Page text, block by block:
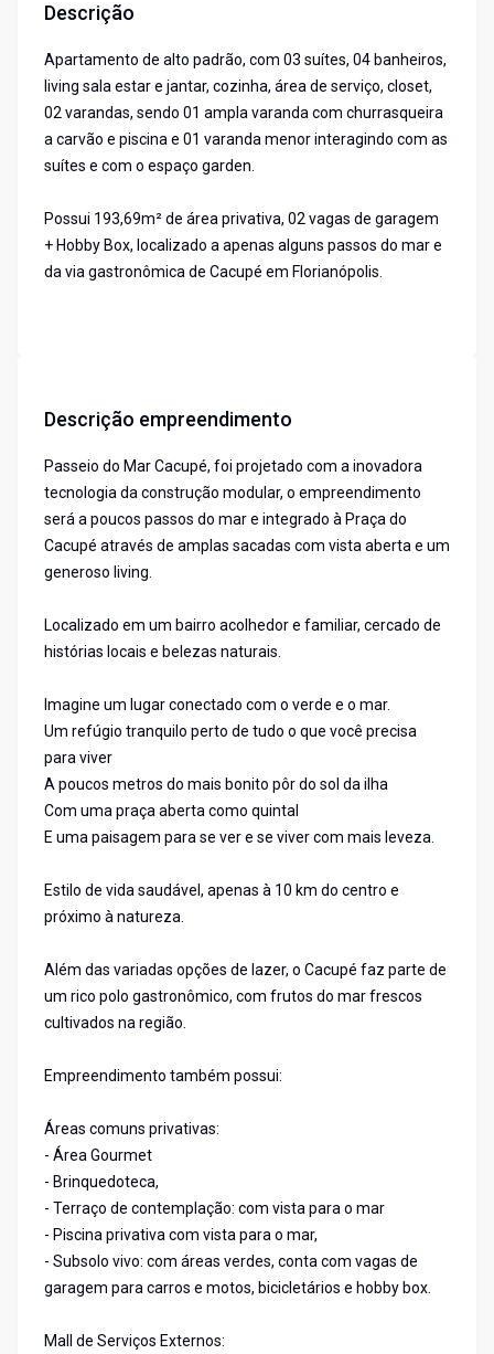
Descrição
Apartamento de alto padrão, com 03 suítes, 04 banheiros,
living sala estar e jantar, cozinha, área de serviço, closet,
02 varandas, sendo 01 ampla varanda com churrasqueira
a carvão e piscina e 01 varanda menor interagindo com as
suítes e com o espaço garden.
Possui 193,69m² de área privativa, 02 vagas de garagem
+ Hobby Box, localizado a apenas alguns passos do mar e
da via gastronômica de Cacupé em Florianópolis.
Descrição empreendimento
Passeio do Mar Cacupé, foi projetado com a inovadora
tecnologia da construção modular, o empreendimento
será a poucos passos do mar e integrado à Praça do
Cacupé através de amplas sacadas com vista aberta e um
generoso living.
Localizado em um bairro acolhedor e familiar, cercado de
histórias locais e belezas naturais.
Imagine um lugar conectado com o verde e o mar.
Um refúgio tranquilo perto de tudo o que você precisa
para viver
A poucos metros do mais bonito pôr do sol da ilha
Com uma praça aberta como quintal
E uma paisagem para se ver e se viver com mais leveza.
Estilo de vida saudável, apenas à 10 km do centro e
próximo à natureza.
Além das variadas opções de lazer, o Cacupé faz parte de
um rico polo gastronômico, com frutos do mar frescos
cultivados na região.
Empreendimento também possui:
Áreas comuns privativas:
- Área Gourmet
- Brinquedoteca,
- Terraço de contemplação: com vista para o mar
- Piscina privativa com vista para o mar,
- Subsolo vivo: com áreas verdes, conta com vagas de
garagem para carros e motos, bicicletários e hobby box.
Mall de Serviços Externos: